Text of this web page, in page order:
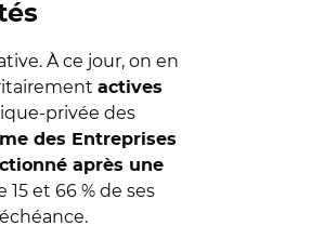
À ce jour, on en
actives
privée des
des Entreprises
après une
et 66 % de ses